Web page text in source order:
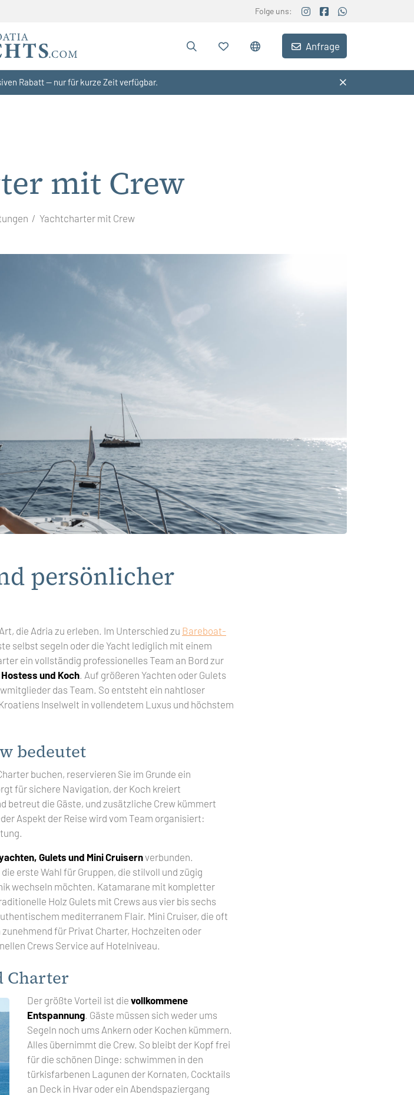
Rabatt — nur für kurze Zeit verfügbar.
Folge uns:
Anfrage
mit Crew
Yachtcharter mit Crew
persönlicher
die Adria zu erleben. Im Unterschied zu Bareboat-
selbst segeln oder die Yacht lediglich mit einem
ein vollständig professionelles Team an Bord zur
und Koch . Auf größeren Yachten oder Gulets
das Team. So entsteht ein nahtloser
Inselwelt in vollendetem Luxus und höchstem
bedeutet
buchen, reservieren Sie im Grunde ein
für sichere Navigation, der Koch kreiert
betreut die Gäste, und zusätzliche Crew kümmert
Aspekt der Reise wird vom Team organisiert:
Gulets und Mini Cruisernverbunden.
erste Wahl für Gruppen, die stilvoll und zügig
wechseln möchten. Katamarane mit kompletter
Holz Gulets mit Crews aus vier bis sechs
mediterranem Flair. Mini Cruiser, die oft
für Privat Charter, Hochzeiten oder
Crews Service auf Hotelniveau.
Charter
Der größte Vorteil ist die vollkommene
Entspannung . Gäste müssen sich weder ums
Segeln noch ums Ankern oder Kochen kümmern.
Alles übernimmt die Crew. So bleibt der Kopf frei
für die schönen Dinge: schwimmen in den
türkisfarbenen Lagunen der Kornaten, Cocktails
an Deck in Hvar oder ein Abendspaziergang